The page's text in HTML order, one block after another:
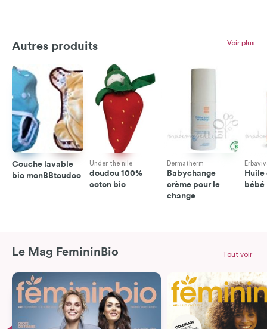
Autres produits Voir plus
Couche lavable
bio monBBtoudoo
Under the nile
doudou 100%
coton bio
Dermatherm
Babychange
crème pour le
change
bébé
Le Mag FemininBio Tout voir